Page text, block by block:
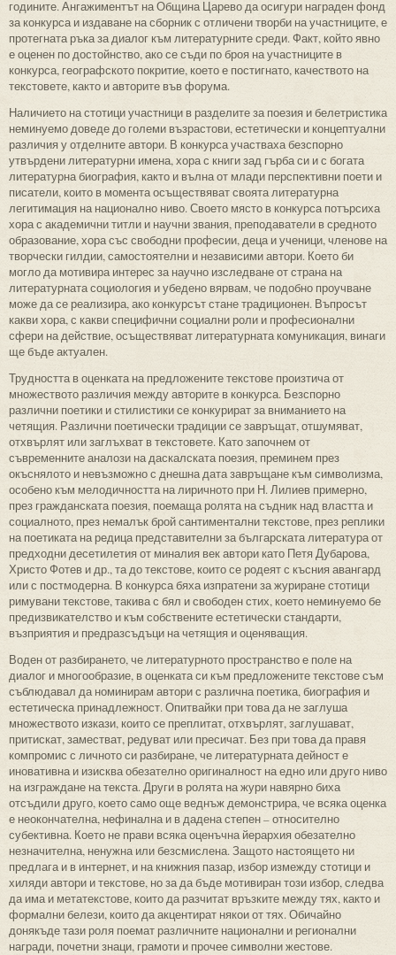
годините. Ангажиментът на Община Царево да осигури награден фонд
за конкурса и издаване на сборник с отличени творби на участниците, е
протегната ръка за диалог към литературните среди. Факт, който явно
е оценен по достойнство, ако се съди по броя на участниците в
конкурса, географското покритие, което е постигнато, качеството на
текстовете, както и авторите във форума.
Наличието на стотици участници в разделите за поезия и белетристика
неминуемо доведе до големи възрастови, естетически и концептуални
различия у отделните автори. В конкурса участваха безспорно
утвърдени литературни имена, хора с книги зад гърба си и с богата
литературна биография, както и вълна от млади перспективни поети и
писатели, които в момента осъществяват своята литературна
легитимация на национално ниво. Своето място в конкурса потърсиха
хора с академични титли и научни звания, преподаватели в средното
образование, хора със свободни професии, деца и ученици, членове на
творчески гилдии, самостоятелни и независими автори. Което би
могло да мотивира интерес за научно изследване от страна на
литературната социология и убедено вярвам, че подобно проучване
може да се реализира, ако конкурсът стане традиционен. Въпросът
какви хора, с какви специфични социални роли и професионални
сфери на действие, осъществяват литературната комуникация, винаги
ще бъде актуален.
Трудността в оценката на предложените текстове произтича от
множеството различия между авторите в конкурса. Безспорно
различни поетики и стилистики се конкурират за вниманието на
четящия. Различни поетически традиции се завръщат, отшумяват,
отхвърлят или заглъхват в текстовете. Като започнем от
съвременните аналози на даскалската поезия, преминем през
окъснялото и невъзможно с днешна дата завръщане към символизма,
особено към мелодичността на лиричното при Н. Лилиев примерно,
през гражданската поезия, поемаща ролята на съдник над властта и
социалното, през немалък брой сантиментални текстове, през реплики
на поетиката на редица представителни за българската литература от
предходни десетилетия от миналия век автори като Петя Дубарова,
Христо Фотев и др., та до текстове, които се родеят с късния авангард
или с постмодерна. В конкурса бяха изпратени за журиране стотици
римувани текстове, такива с бял и свободен стих, което неминуемо бе
предизвикателство и към собствените естетически стандарти,
възприятия и предразсъдъци на четящия и оценяващия.
Воден от разбирането, че литературното пространство е поле на
диалог и многообразие, в оценката си към предложените текстове съм
съблюдавал да номинирам автори с различна поетика, биография и
естетическа принадлежност. Опитвайки при това да не заглуша
множеството изкази, които се преплитат, отхвърлят, заглушават,
притискат, заместват, редуват или пресичат. Без при това да правя
компромис с личното си разбиране, че литературната дейност е
иновативна и изисква обезателно оригиналност на едно или друго ниво
на изграждане на текста. Други в ролята на жури навярно биха
отсъдили друго, което само още веднъж демонстрира, че всяка оценка
е неокончателна, нефинална и в дадена степен – относително
субективна. Което не прави всяка оценъчна йерархия обезателно
незначителна, ненужна или безсмислена. Защото настоящето ни
предлага и в интернет, и на книжния пазар, избор измежду стотици и
хиляди автори и текстове, но за да бъде мотивиран този избор, следва
да има и метатекстове, които да разчитат връзките между тях, както и
формални белези, които да акцентират някои от тях. Обичайно
донякъде тази роля поемат различните национални и регионални
награди, почетни знаци, грамоти и прочее символни жестове.